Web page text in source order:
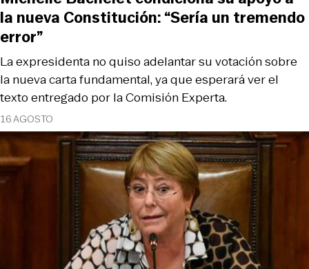
16 AGOSTO
La expresidenta no quiso adelantar su votación sobre
la nueva carta fundamental, ya que esperará ver el
texto entregado por la Comisión Experta.
la nueva Constitución: “Sería un tremendo
error”